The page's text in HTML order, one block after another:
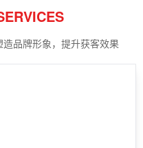
品牌形象，提升获客效果